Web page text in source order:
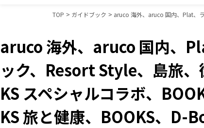
TOP ガイドブック aruco 海外、aruco 国内、Plat、
aruco 海外、aruco 国内、
ック、Resort Style、島旅
KS スペシャルコラボ、
KS 旅と健康、BOOKS、D-